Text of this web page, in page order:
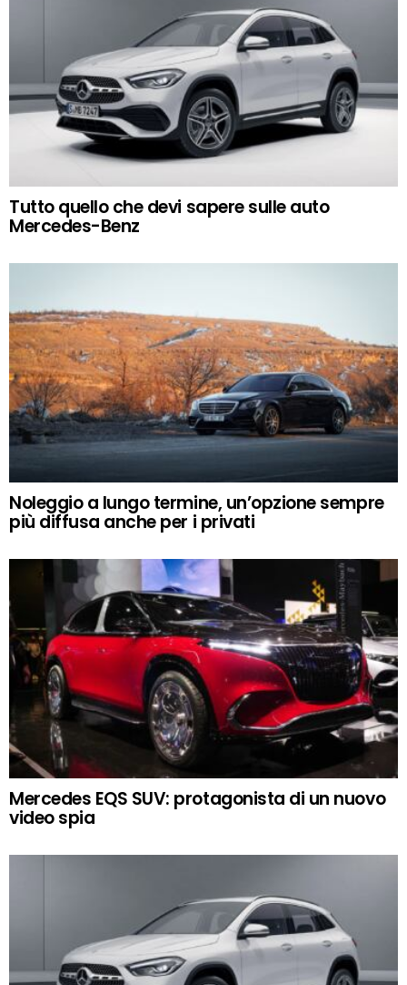
Tutto quello che devi sapere sulle auto
Mercedes-Benz
Noleggio a lungo termine, un’opzione sempre
più diffusa anche per i privati
Mercedes EQS SUV: protagonista di un nuovo
video spia